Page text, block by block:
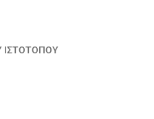
ΙΣΤΟΤΟΠΟΥ